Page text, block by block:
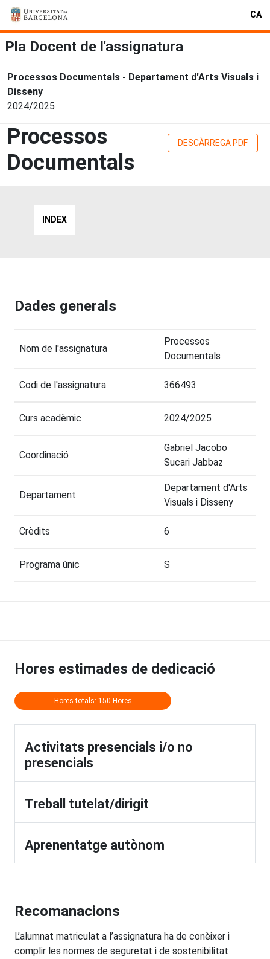
CA
Pla Docent de l'assignatura
Processos Documentals - Departament d'Arts Visuals i
Disseny
2024/2025
Processos
Documentals
DESCÀRREGA PDF
INDEX
Dades generals
Nom de l'assignatura
Processos
Documentals
Codi de l'assignatura 366493
Curs acadèmic 2024/2025
Coordinació
Gabriel Jacobo
Sucari Jabbaz
Departament
Departament d'Arts
Visuals i Disseny
Crèdits 6
Programa únic S
Hores estimades de dedicació
Hores totals: 150 Hores
Activitats presencials i/o no
presencials
Treball tutelat/dirigit
Aprenentatge autònom
Recomanacions
L’alumnat matriculat a l’assignatura ha de conèixer i
complir les normes de seguretat i de sostenibilitat